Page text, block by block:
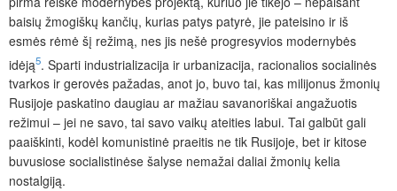
baisių žmogiškų kančių, kurias patys patyrė, jie pateisino ir iš
esmės rėmė šį režimą, nes jis nešė progresyvios modernybės
idėją5. Sparti industrializacija ir urbanizacija, racionalios socialinės
tvarkos ir gerovės pažadas, anot jo, buvo tai, kas milijonus žmonių
Rusijoje paskatino daugiau ar mažiau savanoriškai angažuotis
režimui – jei ne savo, tai savo vaikų ateities labui. Tai galbūt gali
paaiškinti, kodėl komunistinė praeitis ne tik Rusijoje, bet ir kitose
buvusiose socialistinėse šalyse nemažai daliai žmonių kelia
nostalgiją.